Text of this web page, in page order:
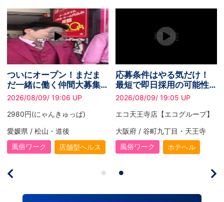
ついにオープン！まだま
だ一緒に働く仲間大募集
中です！
2026/08/09/ 19:06 UP
2980円(にゃんきゅっぱ)
愛媛県 / 松山・道後
風俗ワーク
店舗型ヘルス
応募条件はやる気だけ！
最短で即日採用の可能性
あり✧
2026/08/09/ 19:05 UP
エコ天王寺店【エコグループ】
大阪府 / 谷町九丁目・天王寺
風俗ワーク
ホテヘル